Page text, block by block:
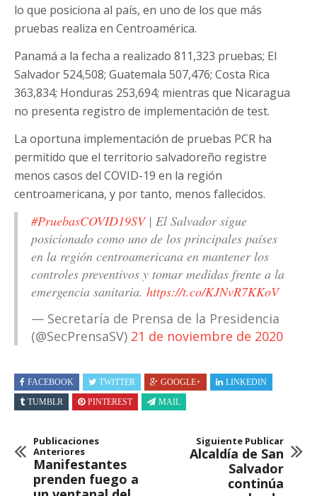
lo que posiciona al país, en uno de los que más
pruebas realiza en Centroamérica.
Panamá a la fecha a realizado 811,323 pruebas; El
Salvador 524,508; Guatemala 507,476; Costa Rica
363,834; Honduras 253,694; mientras que Nicaragua
no presenta registro de implementación de test.
La oportuna implementación de pruebas PCR ha
permitido que el territorio salvadoreño registre
menos casos del COVID-19 en la región
centroamericana, y por tanto, menos fallecidos.
#PruebasCOVID19SV| El Salvador sigue
posicionado como uno de los principales países
en la región centroamericana en mantener los
controles preventivos y tomar medidas frente a la
emergencia sanitaria. https://t.co/KJNvR7KKoV
— Secretaría de Prensa de la Presidencia
(@SecPrensaSV) 21 de noviembre de 2020
FACEBOOK TWITTER GOOGLE+
LINKEDIN
TUMBLR
PINTEREST MAIL
Publicaciones
Anteriores
Manifestantes
prenden fuego a
Siguiente Publicar
Alcaldía de San
Salvador
continúa